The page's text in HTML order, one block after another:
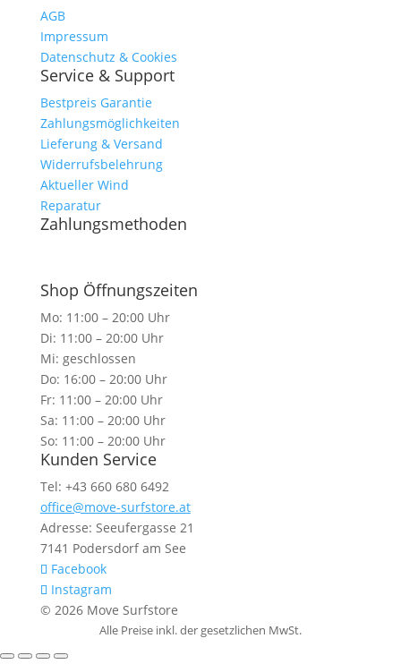
AGB
Impressum
Datenschutz & Cookies
Service & Support
Bestpreis Garantie
Zahlungsmöglichkeiten
Lieferung & Versand
Widerrufsbelehrung
Aktueller Wind
Reparatur
Zahlungsmethoden
Shop Öffnungszeiten
Mo: 11:00 – 20:00 Uhr
Di: 11:00 – 20:00 Uhr
Mi: geschlossen
Do: 16:00 – 20:00 Uhr
Fr: 11:00 – 20:00 Uhr
Sa: 11:00 – 20:00 Uhr
So: 11:00 – 20:00 Uhr
Kunden Service
Tel: +43 660 680 6492
office@move-surfstore.at
Adresse: Seeufergasse 21
7141 Podersdorf am See
Facebook
Instagram
© 2026 Move Surfstore
Alle Preise inkl. der gesetzlichen MwSt.